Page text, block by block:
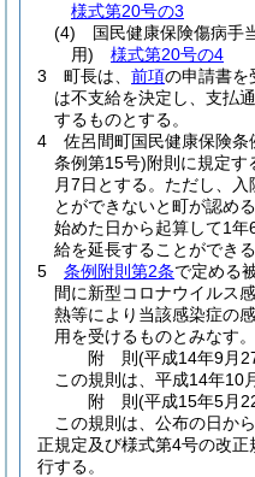
様式第20号の3
(4)
国民健康保険傷病手
用)
様式第20号の4
3
町長は、 前項の申請書を
は不支給を決定し、支払
するものとする。
4
佐呂間町国民健康保険条
条例第15号)附則に規定す
月7日とする。 ただし、入
とができないと町が認め
始めた日から起算して1
給を延長することができる
5
条例附則第2条で定める
間に新型コロナウイルス
熱等により当該感染症の
用を受けるものとみなす。
附 則(平成14年9月
この規則は、平成14年10
附 則(平成15年5月
この規則は、公布の日から
正規定及び様式第4号の改
行する。